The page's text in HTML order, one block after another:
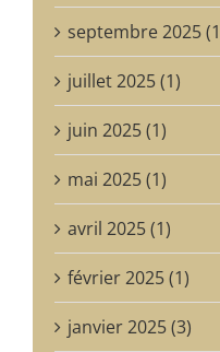
septembre 2025
juillet 2025 (1)
juin 2025 (1)
mai 2025 (1)
avril 2025 (1)
février 2025 (1)
janvier 2025 (3)